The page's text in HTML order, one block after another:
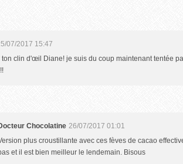
07/2017 15:47
ton clin d'œil Diane! je suis du coup maintenant tentée
Chocolatine 26/07/2017 01:01
plus croustillante avec ces fèves de cacao
et il est bien meilleur le lendemain. Bisous